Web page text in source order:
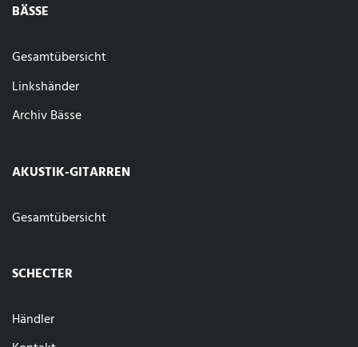
BÄSSE
Gesamtübersicht
Linkshänder
Archiv Bässe
AKUSTIK-GITARREN
Gesamtübersicht
SCHECTER
Händler